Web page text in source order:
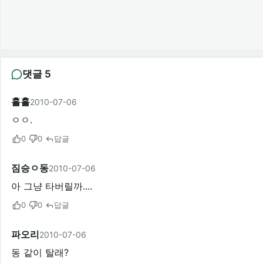
댓글 5
홀홀2010-07-06
ㅇㅇ.
0 0 답글
짐승ㅇ동2010-07-06
아 그냥 타버릴까....
0 0 답글
파오리2010-07-06
동 같이 탈래?